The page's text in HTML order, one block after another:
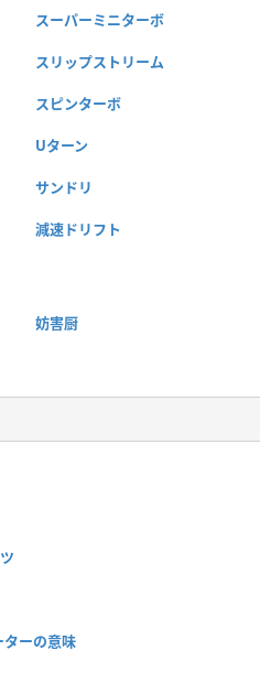
スーパーミニターボ
スリップストリーム
スピンターボ
Uターン
サンドリ
減速ドリフト
妨害厨
ターの意味